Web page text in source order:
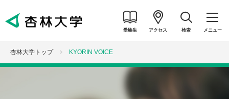
受験生 アクセス 検索 メニュー
杏林大学トップ KYORIN VOICE